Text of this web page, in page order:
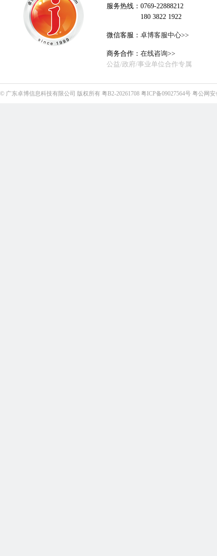
服务热线：0769-22888212
180 3822 1922
微信客服： 卓博客服中心>>
商务合作： 在线咨询>>
公益/政府/事业单位合作专属
© 广东卓博信息科技有限公司 版权所有 粤B2-20261708 粤ICP备09027564号 粤公网安